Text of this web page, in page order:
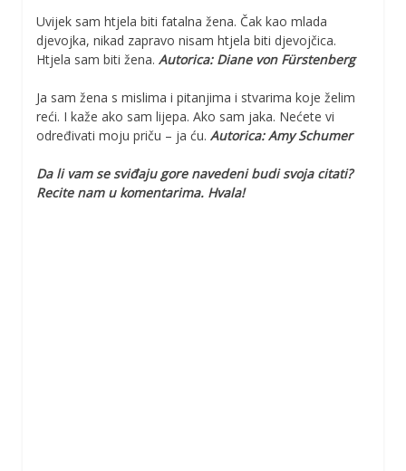
Uvijek sam htjela biti fatalna žena. Čak kao mlada
djevojka, nikad zapravo nisam htjela biti djevojčica.
Htjela sam biti žena. Autorica: Diane von Fürstenberg
Ja sam žena s mislima i pitanjima i stvarima koje želim
reći. I kaže ako sam lijepa. Ako sam jaka. Nećete vi
određivati moju priču – ja ću. Autorica: Amy Schumer
Da li vam se sviđaju gore navedeni budi svoja citati?
Recite nam u komentarima. Hvala!